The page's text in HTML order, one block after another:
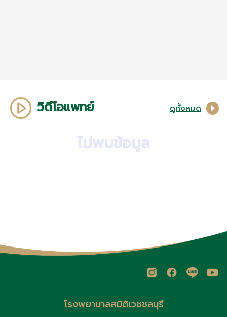
วิดีโอแพทย์ ดูทั้งหมด
ไม่พบข้อมูล
โรงพยาบาลสมิติเวชชลบุรี